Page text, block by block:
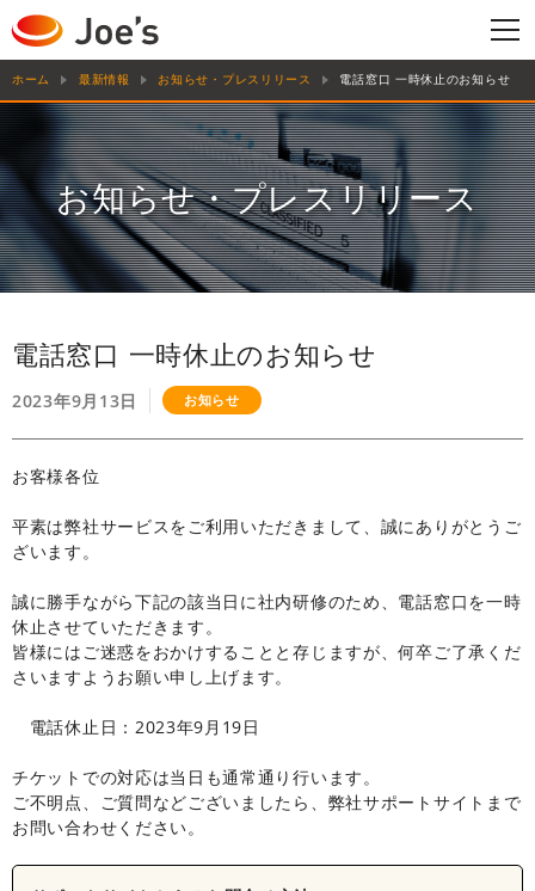
ホーム 最新情報 お知らせ・プレスリリース 電話窓口 一時休止のお知らせ
お知らせ・プレスリリース
電話窓口 一時休止のお知らせ
2023年9月13日 お知らせ
お客様各位
平素は弊社サービスをご利用いただきまして、誠にありがとうご
ざいます。
誠に勝手ながら下記の該当日に社内研修のため、電話窓口を一時
休止させていただきます。
皆様にはご迷惑をおかけすることと存じますが、何卒ご了承くだ
さいますようお願い申し上げます。
電話休止日：2023年9月19日
チケットでの対応は当日も通常通り行います。
ご不明点、ご質問などございましたら、弊社サポートサイトまで
お問い合わせください。